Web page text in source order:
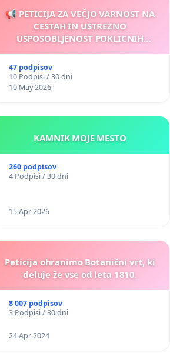
📢 PETICIJA ZA VEČJO VARNOST NA
CESTAH IN USTREZNO
USPOSOBLJENOST POKLICNIH
47 podpisov
10 Podpisi / 30 dni
10 May 2026
KAMNIK MOJE MESTO
260 podpisov
4 Podpisi / 30 dni
15 Apr 2026
Peticija ohranimo Botanični vrt, ki
deluje že vse od leta 1810.
8 007 podpisov
3 Podpisi / 30 dni
24 Apr 2024